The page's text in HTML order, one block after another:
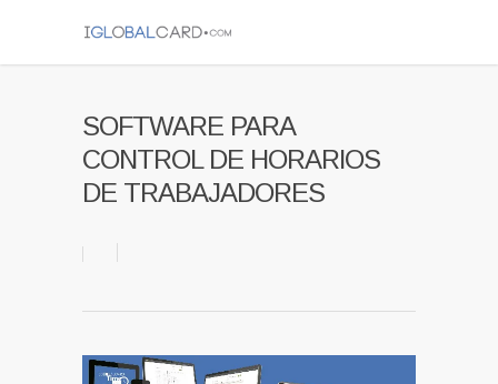
SOFTWARE PARA
CONTROL DE HORARIOS
DE TRABAJADORES